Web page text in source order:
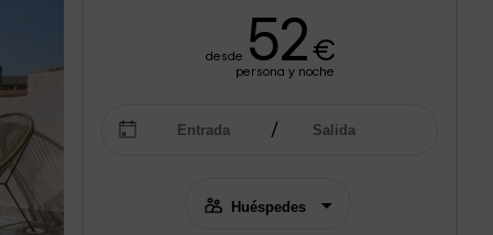
desde 52€
persona y noche